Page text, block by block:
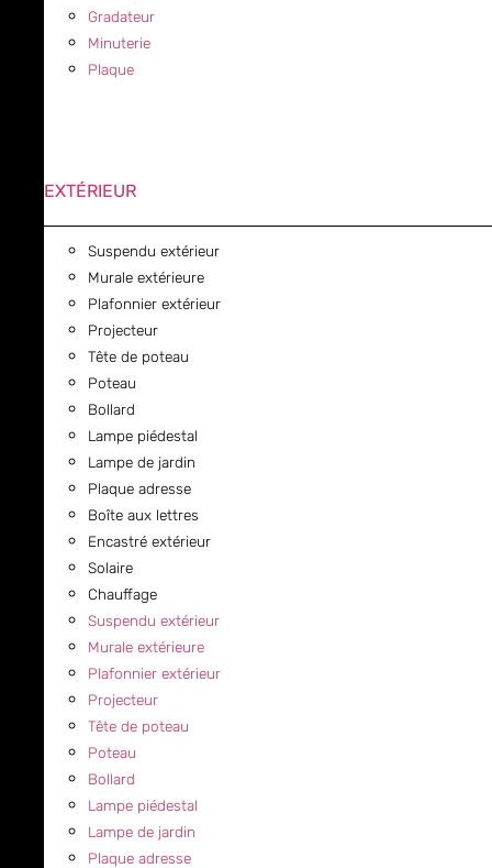
Gradateur
Minuterie
Plaque
EXTÉRIEUR
Suspendu extérieur
Murale extérieure
Plafonnier extérieur
Projecteur
Tête de poteau
Poteau
Bollard
Lampe piédestal
Lampe de jardin
Plaque adresse
Boîte aux lettres
Encastré extérieur
Solaire
Chauffage
Suspendu extérieur
Murale extérieure
Plafonnier extérieur
Projecteur
Tête de poteau
Poteau
Bollard
Lampe piédestal
Lampe de jardin
Plaque adresse